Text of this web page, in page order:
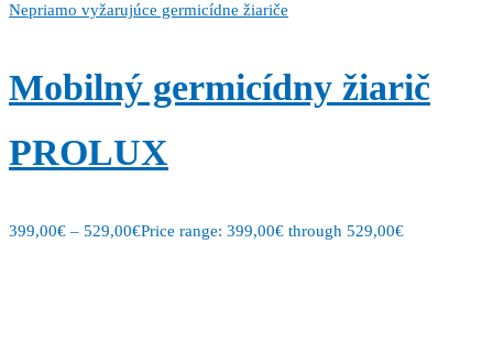
Nepriamo vyžarujúce germicídne žiariče
Mobilný germicídny žiarič
PROLUX
399,00€ – 529,00€Price range: 399,00€ through 529,00€